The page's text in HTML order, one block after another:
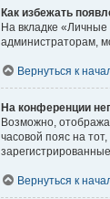
Как избежать
На вкладке
администраторам,
Вернуться к
На конференции
Возможно,
часовой пояс на
Вернуться к